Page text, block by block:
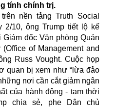
tính chính trị.
nền tảng Truth Social
2/10, ông Trump tiết lộ kế
đốc Văn phòng Quản
of Management and
Russ Vought. Cuộc họp
quan bị xem như “lừa đảo
nơi cần cắt giảm ngân
của hành động - tạm thời
chia sẻ, phe Dân chủ